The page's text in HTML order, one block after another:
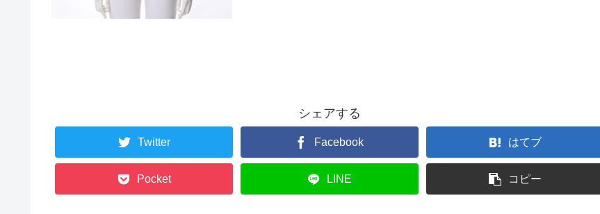
シェアする
Twitter Facebook はてブ
Pocket LINE コピー